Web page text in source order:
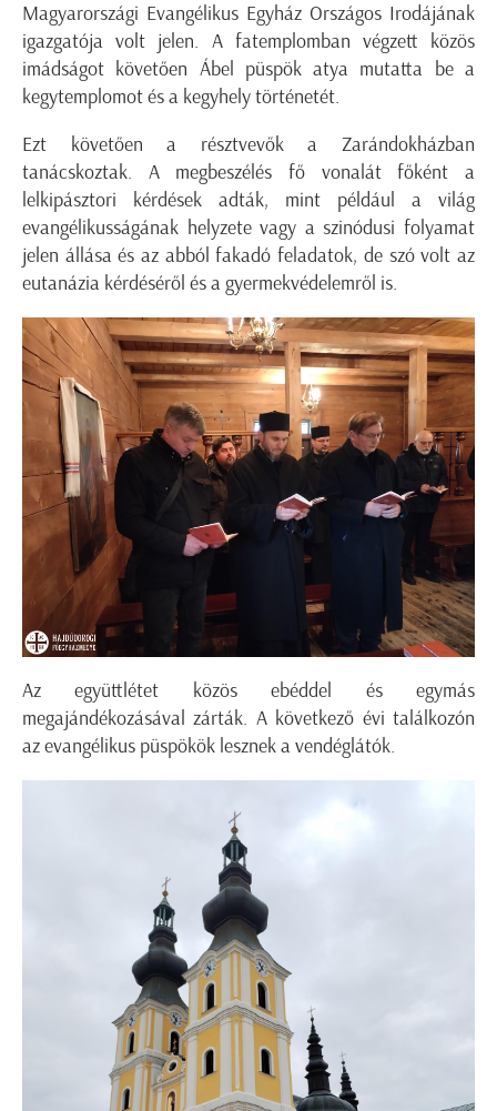
Magyarországi Evangélikus Egyház Országos Irodájának
igazgatója volt jelen. A fatemplomban végzett közös
imádságot követően Ábel püspök atya mutatta be a
kegytemplomot és a kegyhely történetét.
Ezt követően a résztvevők a Zarándokházban
tanácskoztak. A megbeszélés fő vonalát főként a
lelkipásztori kérdések adták, mint például a világ
evangélikusságának helyzete vagy a szinódusi folyamat
jelen állása és az abból fakadó feladatok, de szó volt az
eutanázia kérdéséről és a gyermekvédelemről is.
Az együttlétet közös ebéddel és egymás
megajándékozásával zárták. A következő évi találkozón
az evangélikus püspökök lesznek a vendéglátók.